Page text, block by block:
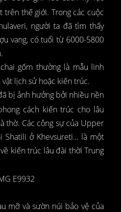
trên thế giới. Trong các cuộc
người ta đã tìm thấy
vang, có tuổi từ 6000-5800
gốm thường là mẫu linh
lịch sử hoặc kiến trúc.
bị ảnh hưởng bởi nhiều nền
cách kiến trúc cho lâu
thờ. Các công sự của Upper
Shatili ở Khevsureti… là một
kiến trúc lâu đài thời Trung
mỡ và sườn núi bảo vệ của